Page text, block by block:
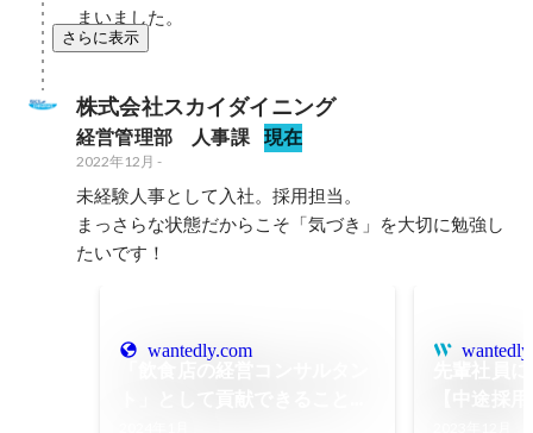
まいました。
さらに表示
株式会社スカイダイニング
経営管理部　人事課 現在
2022年12月 -
未経験人事として入社。採用担当。
まっさらな状態だからこそ「気づき」を大切に勉強し
たいです！
wantedly.com